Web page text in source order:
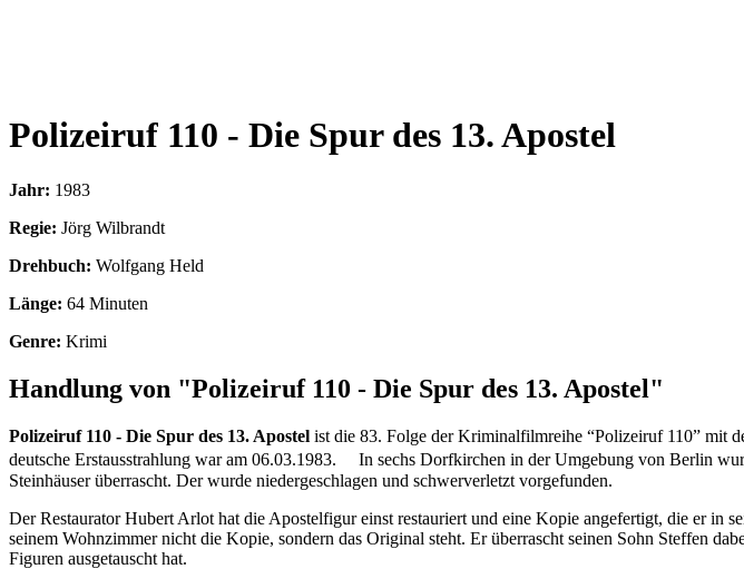
Polizeiruf 110 - Die Spur des 13. Apostel
Jahr: 1983
Regie: Jörg Wilbrandt
Drehbuch: Wolfgang Held
Länge: 64 Minuten
Genre: Krimi
Handlung von "Polizeiruf 110 - Die Spur des 13. Apostel"
Polizeiruf 110 - Die Spur des 13. Apostel ist die 83. Folge der Kriminalfilmreihe “Polizeiruf 110” mit
deutsche Erstausstrahlung war am 06.03.1983. In sechs Dorfkirchen in der Umgebung von Berlin
Steinhäuser überrascht. Der wurde niedergeschlagen und schwerverletzt vorgefunden.
Der Restaurator Hubert Arlot hat die Apostelfigur einst restauriert und eine Kopie angefertigt, die er in
seinem Wohnzimmer nicht die Kopie, sondern das Original steht. Er überrascht seinen Sohn Steffen
Figuren ausgetauscht hat.